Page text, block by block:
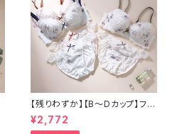
【残りわずか】【B～Dカップ】フィ
オレ 3/4カップブラ&ショーツ
¥2,772